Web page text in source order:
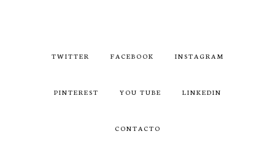
TWITTER FACEBOOK INSTAGRAM
PINTEREST YOU TUBE LINKEDIN
CONTACTO